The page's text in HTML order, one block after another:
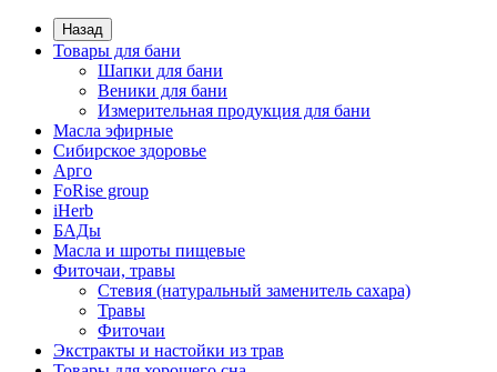
Назад
Товары для бани
Шапки для бани
Веники для бани
Измерительная продукция для бани
Масла эфирные
Сибирское здоровье
Арго
FoRise group
iHerb
БАДы
Масла и шроты пищевые
Фиточаи, травы
Стевия (натуральный заменитель сахара)
Травы
Фиточаи
Экстракты и настойки из трав